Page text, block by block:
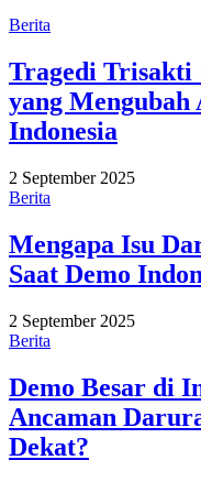
Berita
Tragedi Trisakti
yang
Indonesia
2 September 2025
Berita
Mengapa Isu
Saat Demo
2 September 2025
Berita
Demo Besar di
Ancaman
Dekat?